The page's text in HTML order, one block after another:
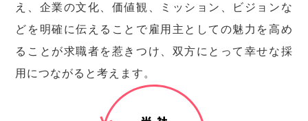
え、企業の文化、価値観、ミッション、ビジョンな
どを明確に伝えることで雇用主としての魅力を高め
ることが求職者を惹きつけ、双方にとって幸せな採
用につながると考えます。